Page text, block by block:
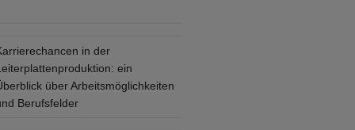
in der
ein
über Arbeitsmöglichkeiten
Berufsfelder